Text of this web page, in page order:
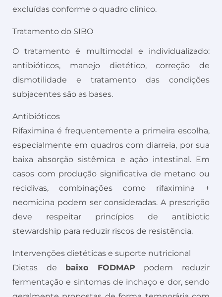
excluídas conforme o quadro clínico.
Tratamento do SIBO
O tratamento é multimodal e individualizado:
antibióticos, manejo dietético, correção de
dismotilidade e tratamento das condições
subjacentes são as bases.
Antibióticos
Rifaximina é frequentemente a primeira escolha,
especialmente em quadros com diarreia, por sua
baixa absorção sistêmica e ação intestinal. Em
casos com produção significativa de metano ou
recidivas, combinações como rifaximina +
neomicina podem ser consideradas. A prescrição
deve respeitar princípios de antibiotic
stewardship para reduzir riscos de resistência.
Intervenções dietéticas e suporte nutricional
Dietas de baixo FODMAP podem reduzir
fermentação e sintomas de inchaço e dor, sendo